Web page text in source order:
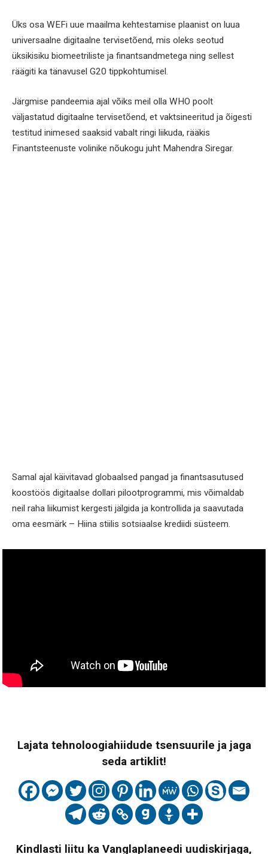
Üks osa WEFi uue maailma kehtestamise plaanist on luua
universaalne digitaalne tervisetõend, mis oleks seotud
üksikisiku biomeetriliste ja finantsandmetega ning sellest
räägiti ka tänavusel G20 tippkohtumisel.
Järgmise pandeemia ajal võiks meil olla WHO poolt
väljastatud digitaalne tervisetõend, et vaktsineeritud ja õigesti
testitud inimesed saaksid vabalt ringi liikuda, rääkis
Finantsteenuste volinike nõukogu juht Mahendra Siregar.
Samal ajal käivitavad globaalsed pangad ja finantsasutused
koostöös digitaalse dollari pilootprogrammi, mis võimaldab
neil raha liikumist kergesti jälgida ja kontrollida ja saavutada
oma eesmärk – Hiina stiilis sotsiaalse krediidi süsteem.
Lajata tehnoloogiahiidude tsensuurile ja jaga
seda artiklit!
Kindlasti liitu ka Vanglaplaneedi uudiskirjaga,